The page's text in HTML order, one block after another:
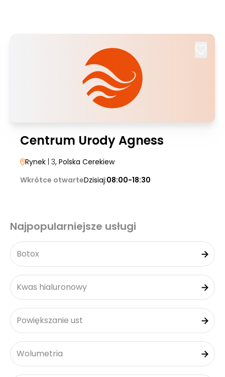
Centrum Urody Agness
Rynek | 3, Polska Cerekiew
Wkrótce otwarteDzisiaj:08:00-18:30
Najpopularniejsze usługi
Botox
Kwas hialuronowy
Powiększanie ust
Wolumetria